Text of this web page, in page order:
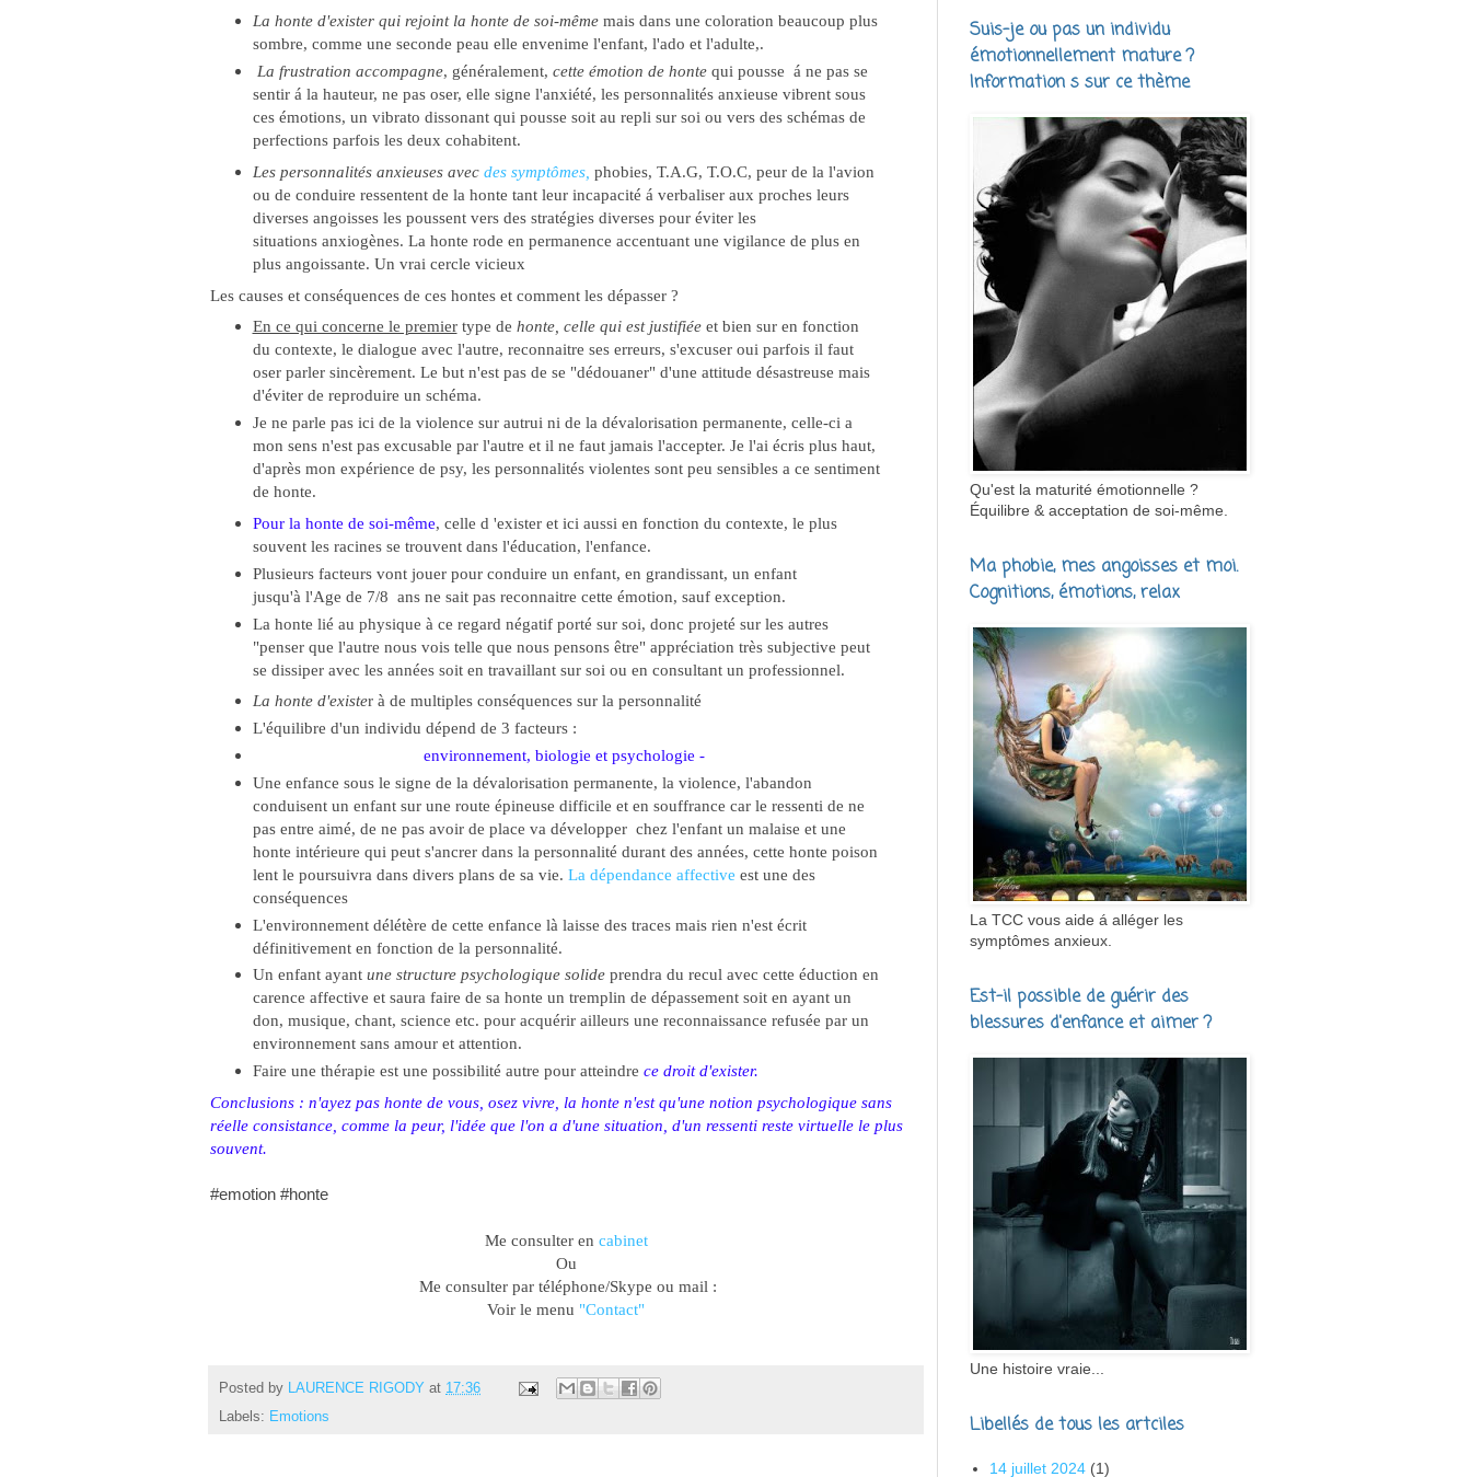
La honte d'exister qui rejoint la honte de soi-même mais dans une coloration beaucoup plus
sombre, comme une seconde peau elle envenime l'enfant, l'ado et l'adulte,.
La frustration accompagne, généralement, cette émotion de honte qui pousse á ne pas se
sentir á la hauteur, ne pas oser, elle signe l'anxiété, les personnalités anxieuse vibrent sous
ces émotions, un vibrato dissonant qui pousse soit au repli sur soi ou vers des schémas de
perfections parfois les deux cohabitent.
Les personnalités anxieuses avecdes symptômes, phobies, T.A.G, T.O.C, peur de la l'avion
ou de conduire ressentent de la honte tant leur incapacité á verbaliser aux proches leurs
diverses angoisses les poussent vers des stratégies diverses pour éviter les
situations anxiogènes. La honte rode en permanence accentuant une vigilance de plus en
plus angoissante. Un vrai cercle vicieux
Les causes et conséquences de ces hontes et comment les dépasser ?
En ce qui concerne le premiertype de honte, celle qui est justifiée et bien sur en fonction
du contexte, le dialogue avec l'autre, reconnaitre ses erreurs, s'excuser oui parfois il faut
oser parler sincèrement. Le but n'est pas de se "dédouaner" d'une attitude désastreuse mais
d'éviter de reproduire un schéma.
Je ne parle pas ici de la violence sur autrui ni de la dévalorisation permanente, celle-ci a
mon sens n'est pas excusable par l'autre et il ne faut jamais l'accepter. Je l'ai écris plus haut,
d'après mon expérience de psy, les personnalités violentes sont peu sensibles a ce sentiment
de honte.
Pour la honte de soi-même, celle d 'exister et ici aussi en fonction du contexte, le plus
souvent les racines se trouvent dans l'éducation, l'enfance.
Plusieurs facteurs vont jouer pour conduire un enfant, en grandissant, un enfant
jusqu'à l'Age de 7/8 ans ne sait pas reconnaitre cette émotion, sauf exception.
La honte lié au physique à ce regard négatif porté sur soi, donc projeté sur les autres
"penser que l'autre nous vois telle que nous pensons être" appréciation très subjective peut
se dissiper avec les années soit en travaillant sur soi ou en consultant un professionnel.
La honte d'exister à de multiples conséquences sur la personnalité
L'équilibre d'un individu dépend de 3 facteurs :
environnement, biologie et psychologie -
Une enfance sous le signe de la dévalorisation permanente, la violence, l'abandon
conduisent un enfant sur une route épineuse difficile et en souffrance car le ressenti de ne
pas entre aimé, de ne pas avoir de place va développer chez l'enfant un malaise et une
honte intérieure qui peut s'ancrer dans la personnalité durant des années, cette honte poison
lent le poursuivra dans divers plans de sa vie. La dépendance affective est une des
conséquences
L'environnement délétère de cette enfance là laisse des traces mais rien n'est écrit
définitivement en fonction de la personnalité.
Un enfant ayant une structure psychologique solide prendra du recul avec cette éduction en
carence affective et saura faire de sa honte un tremplin de dépassement soit en ayant un
don, musique, chant, science etc. pour acquérir ailleurs une reconnaissance refusée par un
environnement sans amour et attention.
Faire une thérapie est une possibilité autre pour atteindre ce droit d'exister.
Conclusions : n'ayez pas honte de vous, osez vivre, la honte n'est qu'une notion psychologique sans
réelle consistance, comme la peur, l'idée que l'on a d'une situation, d'un ressenti reste virtuelle le plus
souvent.
#emotion #honte
Me consulter en cabinet
Ou
Me consulter par téléphone/Skype ou mail :
Voir le menu "Contact"
Posted by LAURENCE RIGODY at 17:36
Labels: Emotions
Suis-je ou pas un individu
émotionnellement mature ?
Information s sur ce thème
Qu'est la maturité émotionnelle ?
Équilibre & acceptation de soi-même.
Ma phobie, mes angoisses et moi.
Cognitions, émotions, relax
La TCC vous aide á alléger les
symptômes anxieux.
Est-il possible de guérir des
blessures d'enfance et aimer ?
Une histoire vraie...
Libellés de tous les artciles
14 juillet 2024 (1)